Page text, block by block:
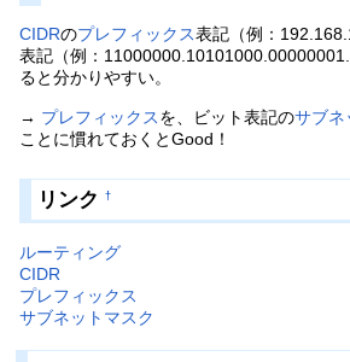
CIDRのプレフィックス表記（例：
表記（例：
ると分かりやすい。
→ プレフィックスを、ビット表記のサブネ
ことに慣れておくとGood！
リンク †
ルーティング
CIDR
プレフィックス
サブネットマスク